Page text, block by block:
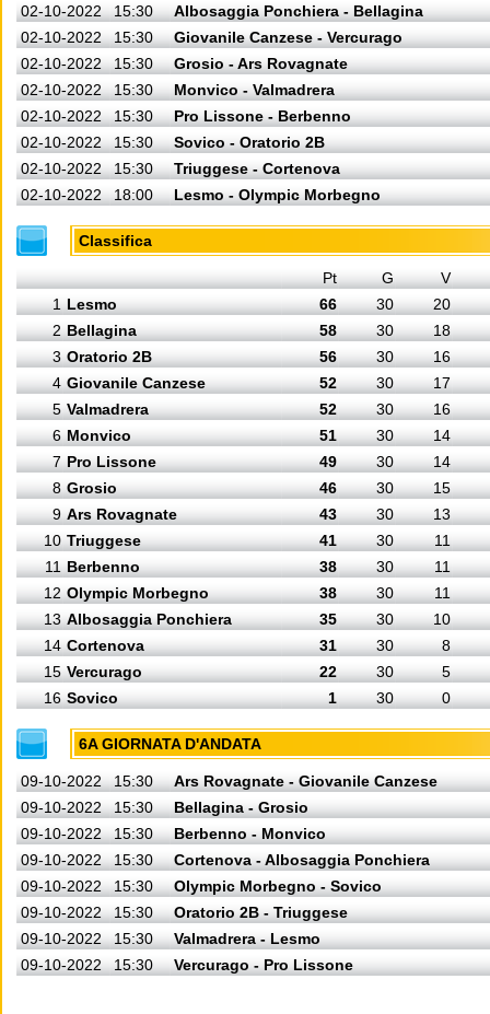
02-10-2022 15:30
Albosaggia Ponchiera - Bellagina
02-10-2022
15:30
Giovanile Canzese - Vercurago
02-10-2022
15:30
Grosio - Ars Rovagnate
02-10-2022
15:30
Monvico - Valmadrera
02-10-2022
15:30
Pro Lissone - Berbenno
02-10-2022
15:30
Sovico - Oratorio 2B
02-10-2022
15:30
Triuggese - Cortenova
02-10-2022
18:00 Lesmo - Olympic Morbegno
Classifica
Pt G
V
1 Lesmo 66 30
20
2 Bellagina 58 30
18
3 Oratorio 2B 56 30
16
4 Giovanile Canzese 52 30
17
5 Valmadrera 52 30
16
6 Monvico 51 30
14
7 Pro Lissone 49 30
14
8 Grosio 46 30
15
9 Ars Rovagnate 43 30
13
10 Triuggese 41 30
11
11 Berbenno 38 30
11
12 Olympic Morbegno 38 30
11
13 Albosaggia Ponchiera 35 30
10
14 Cortenova 31 30
8
15 Vercurago 22 30
5
16 Sovico 1 30 0
6A GIORNATA D'ANDATA
09-10-2022 15:30
Ars Rovagnate - Giovanile Canzese
09-10-2022
15:30
Bellagina - Grosio
09-10-2022
15:30
Berbenno - Monvico
09-10-2022
15:30
Cortenova - Albosaggia Ponchiera
09-10-2022
15:30
Olympic Morbegno - Sovico
09-10-2022
15:30
Oratorio 2B - Triuggese
09-10-2022
15:30
Valmadrera - Lesmo
09-10-2022
15:30 Vercurago - Pro Lissone